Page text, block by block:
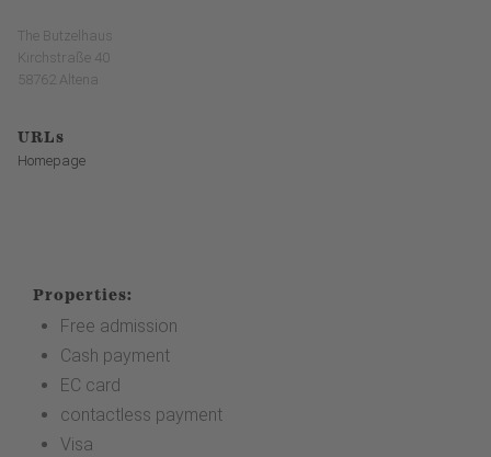
The Butzelhaus
Kirchstraße 40
58762 Altena
URLs
Homepage
Properties:
Free admission
Cash payment
EC card
contactless payment
Visa